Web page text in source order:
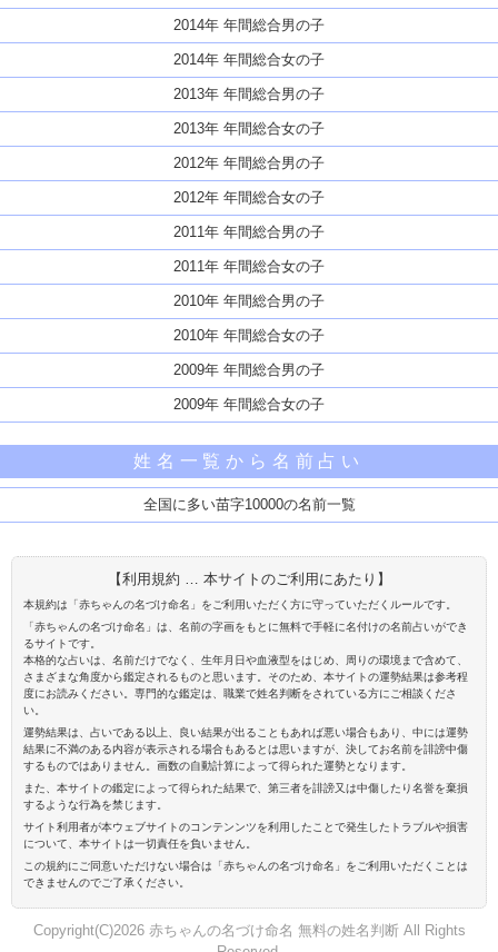
2014年 年間総合男の子
2014年 年間総合女の子
2013年 年間総合男の子
2013年 年間総合女の子
2012年 年間総合男の子
2012年 年間総合女の子
2011年 年間総合男の子
2011年 年間総合女の子
2010年 年間総合男の子
2010年 年間総合女の子
2009年 年間総合男の子
2009年 年間総合女の子
姓名一覧から名前占い
全国に多い苗字10000の名前一覧
【利用規約 … 本サイトのご利用にあたり】
本規約は「赤ちゃんの名づけ命名」をご利用いただく方に守っていただくルールです。
「赤ちゃんの名づけ命名」は、名前の字画をもとに無料で手軽に名付けの名前占いができ
るサイトです。
本格的な占いは、名前だけでなく、生年月日や血液型をはじめ、周りの環境まで含めて、
さまざまな角度から鑑定されるものと思います。そのため、本サイトの運勢結果は参考程
度にお読みください。専門的な鑑定は、職業で姓名判断をされている方にご相談くださ
い。
運勢結果は、占いである以上、良い結果が出ることもあれば悪い場合もあり、中には運勢
結果に不満のある内容が表示される場合もあるとは思いますが、決してお名前を誹謗中傷
するものではありません。画数の自動計算によって得られた運勢となります。
また、本サイトの鑑定によって得られた結果で、第三者を誹謗又は中傷したり名誉を棄損
するような行為を禁じます。
サイト利用者が本ウェブサイトのコンテンンツを利用したことで発生したトラブルや損害
について、本サイトは一切責任を負いません。
この規約にご同意いただけない場合は「赤ちゃんの名づけ命名」をご利用いただくことは
できませんのでご了承ください。
Copyright(C)2026 赤ちゃんの名づけ命名 無料の姓名判断 All Rights